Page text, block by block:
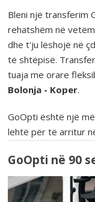
Bleni një transferim
rehatshëm në
dhe t'ju lëshojë në
të shtëpisë.
tuaja me orare
Bolonja - Koper.
GoOpti është një
lehtë për të arritur
GoOpti në 90